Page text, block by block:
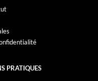
PRATIQUES